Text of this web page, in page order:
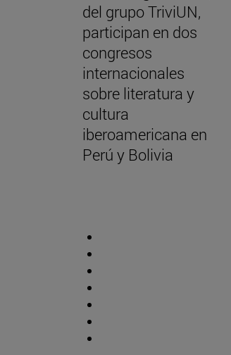
del grupo TriviUN,
participan en dos
congresos
internacionales
sobre literatura y
cultura
iberoamericana en
Perú y Bolivia